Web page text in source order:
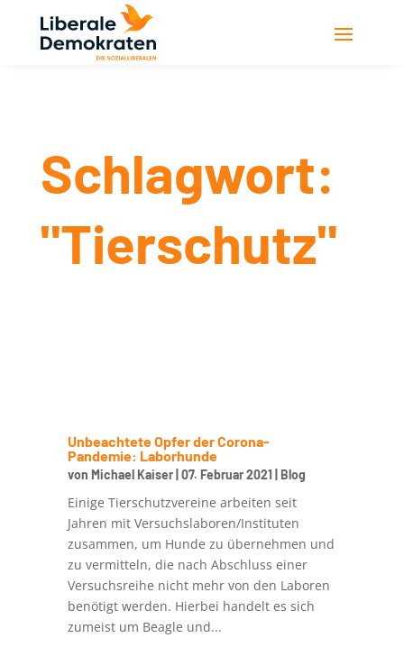
Schlagwort:
"Tierschutz"
Unbeachtete Opfer der Corona-
Pandemie: Laborhunde
von Michael Kaiser| 07. Februar 2021| Blog
Einige Tierschutzvereine arbeiten seit
Jahren mit Versuchslaboren/Instituten
zusammen, um Hunde zu übernehmen und
zu vermitteln, die nach Abschluss einer
Versuchsreihe nicht mehr von den Laboren
benötigt werden. Hierbei handelt es sich
zumeist um Beagle und...